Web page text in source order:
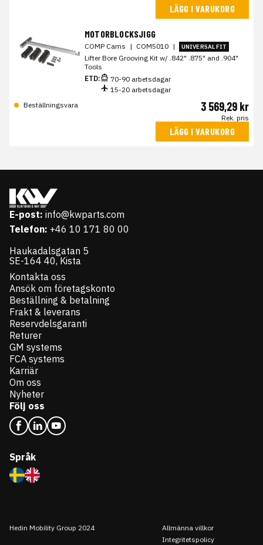
LÄGG I VARUKORG
MOTORBLOCKSJIGG
COMP Cams | COM5010 | UNIVERSAL FIT
Lifter Bore Grooving Kit w/ .842" .875" and .904"
Tools
ETD:
70-90 arbetsdagar
15-20 arbetsdagar
Beställningsvara
3 569,29 kr
Rek. pris
LÄGG I VARUKORG
E-post: info@kwparts.com
Telefon: +46 10 171 80 00
Haukadalsgatan 5
SE-164 40, Kista
Kontakta oss
Ansök om företagskonto
Beställning & betalning
Frakt & leverans
Reservdelsgaranti
Returer
GM systems
FCA systems
Karriär
Om oss
Nyheter
Följ oss
Språk
Hedin Mobility Group 2024
Allmänna villkor
Integritetspolicy